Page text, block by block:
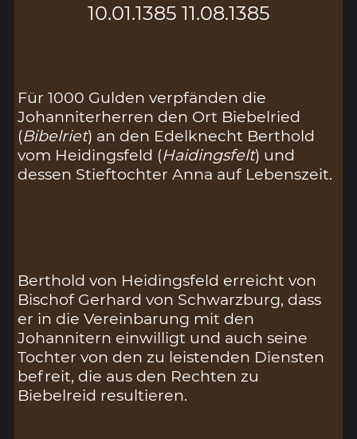
10.01.1385 11.08.1385
Für 1000 Gulden verpfänden die
Johanniterherren den Ort Biebelried
(Bibelriet) an den Edelknecht Berthold
vom Heidingsfeld (Haidingsfelt) und
dessen Stieftochter Anna auf Lebenszeit.
Berthold von Heidingsfeld erreicht von
Bischof Gerhard von Schwarzburg, dass
er in die Vereinbarung mit den
Johannitern einwilligt und auch seine
Tochter von den zu leistenden Diensten
befreit, die aus den Rechten zu
Biebelreid resultieren.